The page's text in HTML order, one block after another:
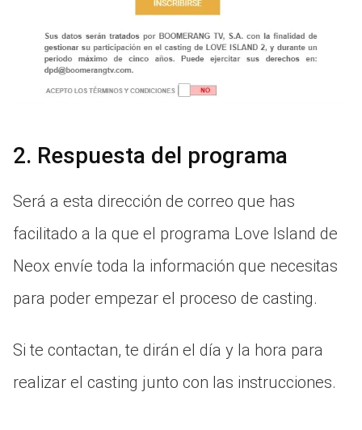
2. Respuesta del programa
Será a esta dirección de correo que has
facilitado a la que el programa Love Island de
Neox envíe toda la información que necesitas
para poder empezar el proceso de casting.
Si te contactan, te dirán el día y la hora para
realizar el casting junto con las instrucciones.